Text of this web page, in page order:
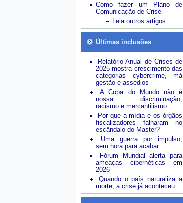
Como fazer um Plano de
Comunicação de Crise
Leia outros artigos
Últimas inclusões
Relatório Anual de Crises de
2025 mostra crescimento das
categorias cybercrime, má
gestão e assédios
A Copa do Mundo não é
nossa: discriminação,
racismo e mercantilismo
Por que a mídia e os órgãos
fiscalizadores falharam no
escândalo do Master?
Uma guerra por impulso,
sem hora para acabar
Fórum Mundial alerta para
ameaças cibernéticas em
2026
Quando o país naturaliza a
morte, a crise já aconteceu